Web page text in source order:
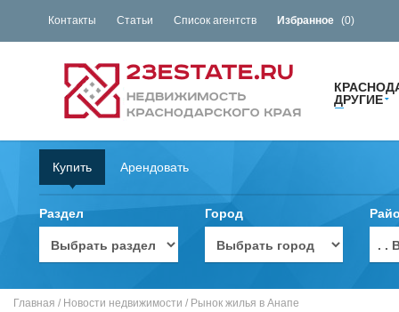
Контакты Статьи Список агентств Избранное (0)
ДРУГИЕ
Купить Арендовать
Раздел Город
. .
Главная / Новости недвижимости / Рынок жилья в Анапе